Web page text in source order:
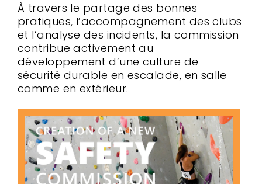
À travers le partage des bonnes
pratiques, l’accompagnement des clubs
et l’analyse des incidents, la commission
contribue activement au
développement d’une culture de
sécurité durable en escalade, en salle
comme en extérieur.